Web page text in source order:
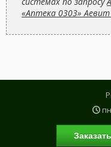
«Аптека 0303» Аевит